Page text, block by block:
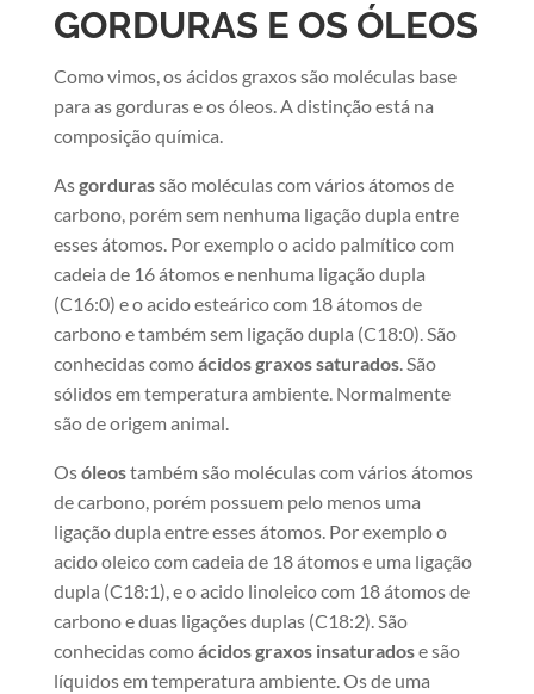
GORDURAS E OS ÓLEOS
​Como vimos, os ácidos graxos são moléculas base
para as gorduras e os óleos. A distinção está na
composição química.
Asgordurassão moléculas com vários átomos de
carbono, porém sem nenhuma ligação dupla entre
esses átomos. Por exemplo o acido palmítico com
cadeia de 16 átomos e nenhuma ligação dupla
(C16:0) e o acido esteárico com 18 átomos de
carbono e também sem ligação dupla (C18:0). São
conhecidas comoácidos graxos saturados. São
sólidos em temperatura ambiente. Normalmente
são de origem animal.
Osóleostambém são moléculas com vários átomos
de carbono, porém possuem pelo menos uma
ligação dupla entre esses átomos. Por exemplo o
acido oleico com cadeia de 18 átomos e uma ligação
dupla (C18:1), e o acido linoleico com 18 átomos de
carbono e duas ligações duplas (C18:2). São
conhecidas comoácidos graxos insaturadose são
líquidos em temperatura ambiente. Os de uma